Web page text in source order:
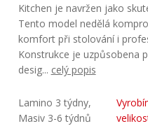
Kitchen je navržen jako
Tento model nedělá
komfort při stolování i
Konstrukce je uzpůsobena
desig... celý popis
Lamino 3 týdny,
Masiv 3-6 týdnů